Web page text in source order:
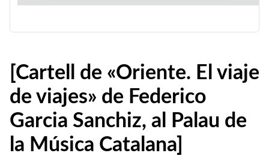
[Cartell de «Oriente. El viaje
de viajes» de Federico
Garcia Sanchiz, al Palau de
la Música Catalana]